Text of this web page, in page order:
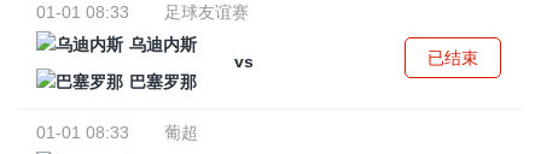
01-01 08:33
足球友谊赛
乌迪内斯
vs
巴塞罗那
已结束
01-01 08:33
葡超